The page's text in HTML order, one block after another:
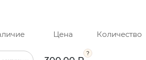
Цена Количество